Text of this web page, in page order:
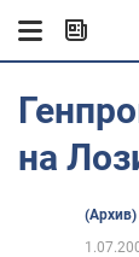
на